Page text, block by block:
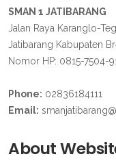
SMAN 1 JATIBARANG
Jalan Raya Karanglo-
Jatibarang Kabupaten
Nomor HP: 0815-7504-
Phone: 02836184111
Email:
About